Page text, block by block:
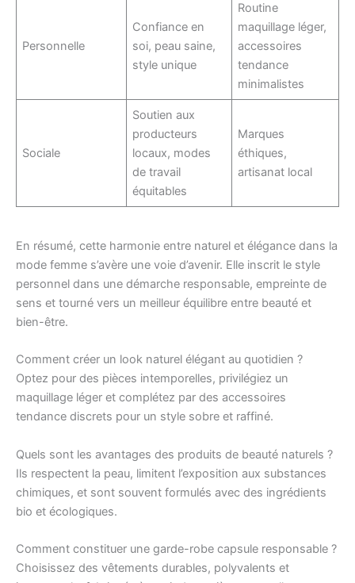
Personnelle
Confiance en
soi, peau saine,
style unique
Routine
maquillage léger,
accessoires
tendance
minimalistes
Sociale
Soutien aux
producteurs
locaux, modes
de travail
équitables
Marques
éthiques,
artisanat local
En résumé, cette harmonie entre naturel et élégance dans la
mode femme s’avère une voie d’avenir. Elle inscrit le style
personnel dans une démarche responsable, empreinte de
sens et tourné vers un meilleur équilibre entre beauté et
bien-être.
Comment créer un look naturel élégant au quotidien ?
Optez pour des pièces intemporelles, privilégiez un
maquillage léger et complétez par des accessoires
tendance discrets pour un style sobre et raffiné.
Quels sont les avantages des produits de beauté naturels ?
Ils respectent la peau, limitent l’exposition aux substances
chimiques, et sont souvent formulés avec des ingrédients
bio et écologiques.
Comment constituer une garde-robe capsule responsable ?
Choisissez des vêtements durables, polyvalents et